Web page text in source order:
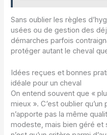
Sans oublier les règles
usées ou de gestion des
démarches parfois
protéger autant le cheval
Idées reçues et bonnes
idéale pour un cheval
On entend souvent que «
mieux ». C’est oublier
n’apporte pas la même
modeste, mais bien géré et